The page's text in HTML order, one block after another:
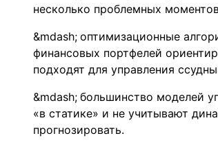
несколько проблемных
оптимизационные
финансовых портфелей
подходят для управления
большинство моделей
«в статике» и не учитывают
прогнозировать.